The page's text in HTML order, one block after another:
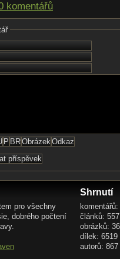
komentářů
pro všechny
dobrého počtení
Shrnutí
článků: 557
obrázků:
dílek: 6519
autorů: 867